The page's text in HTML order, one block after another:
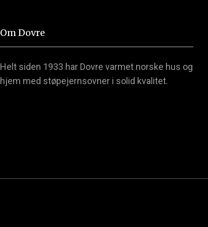
Om Dovre
Helt siden 1933 har Dovre varmet norske hus og
hjem med støpejernsovner i solid kvalitet.